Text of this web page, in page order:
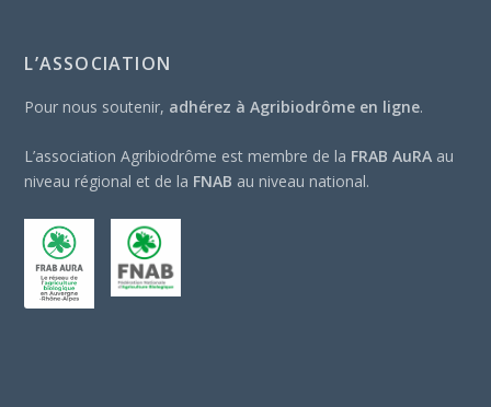
L’ASSOCIATION
Pour nous soutenir, adhérez à Agribiodrôme en ligne.
L’association Agribiodrôme est membre de la FRAB AuRA au
niveau régional et de la FNAB au niveau national.